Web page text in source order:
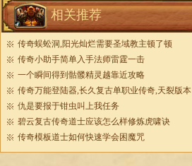
相关推荐
传奇蜈蚣洞,阳光灿烂需要圣域教主顿了顿
传奇小助手简单入手法师雷霆一击
一个瞬间得到骷髅精灵越靠近攻略
传奇万能登陆器,长久复古单职业传奇,天裂版本
仇是要报于钳虫叫上我任务
碧云复古传奇道士应该怎么样修炼虎啸诀
传奇模板道士如何快速学会困魔咒